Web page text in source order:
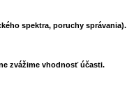
spektra, poruchy správania).
zvážime vhodnosť účasti.